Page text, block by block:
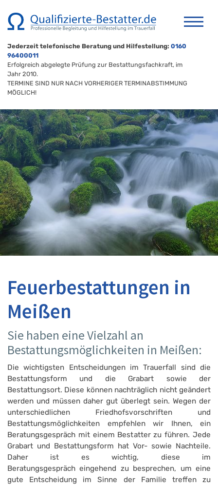
Jederzeit telefonische Beratung und Hilfestellung: 0160
96400011
Erfolgreich abgelegte Prüfung zur Bestattungsfachkraft, im
Jahr 2010.
TERMINE SIND NUR NACH VORHERIGER TERMINABSTIMMUNG
MÖGLICH!
Feuerbestattungen in
Meißen
Sie haben eine Vielzahl an
Bestattungsmöglichkeiten in Meißen:
Die wichtigsten Entscheidungen im Trauerfall sind die
Bestattungsform und die Grabart sowie der
Bestattungsort. Diese können nachträglich nicht geändert
werden und müssen daher gut überlegt sein. Wegen der
unterschiedlichen Friedhofsvorschriften und
Bestattungsmöglichkeiten empfehlen wir Ihnen, ein
Beratungsgespräch mit einem Bestatter zu führen. Jede
Grabart und Bestattungsform hat Vor- sowie Nachteile.
Daher ist es wichtig, diese im
Beratungsgespräch eingehend zu besprechen, um eine
gute Entscheidung im Sinne der Familie treffen zu